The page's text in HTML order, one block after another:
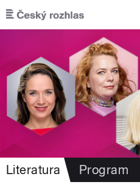
Přejít k hlavnímu obsahu
Literatura Program